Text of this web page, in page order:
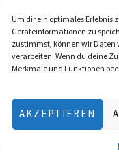
Um dir ein optimales Erlebnis
Geräteinformationen zu
zustimmst, können wir Daten
verarbeiten. Wenn du deine
Merkmale und Funktionen
AKZEPTIEREN
Lieferzeit:
(Österreich),